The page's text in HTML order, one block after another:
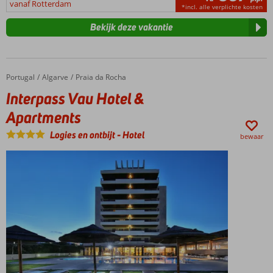
vanaf Rotterdam *incl. alle verplichte kosten
Bekijk deze vakantie
Home
Portugal Algarve Praia da Rocha
Interpass Vau Hotel & Apartments
Interpass Vau Hotel &
Apartments
Logies en ontbijt-Hotel bewaar